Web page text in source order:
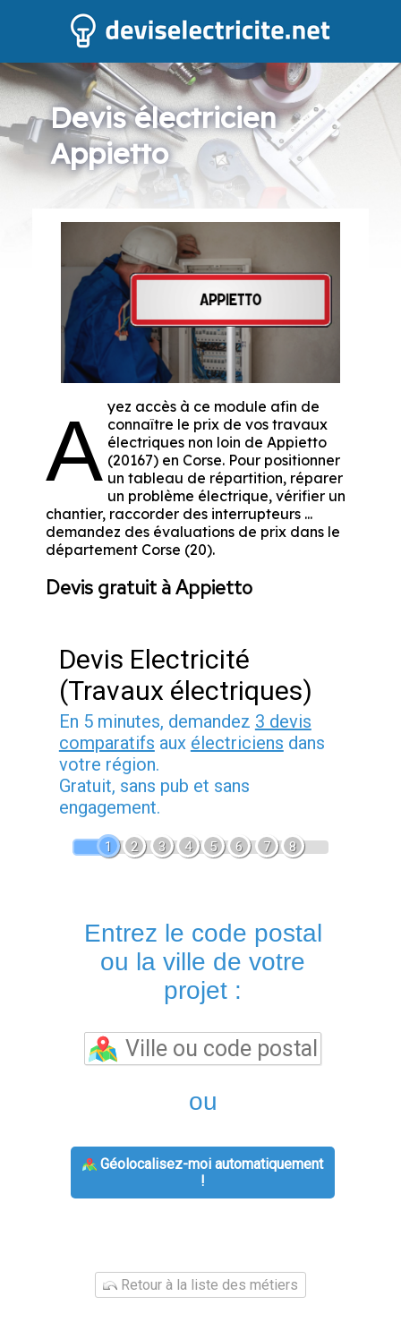
Devis électricien
Appietto
A yez accès à ce module afin de
connaître le prix de vos travaux
électriques non loin de Appietto
(20167) en Corse. Pour positionner
un tableau de répartition, réparer
un problème électrique, vérifier un
chantier, raccorder des interrupteurs ...
demandez des évaluations de prix dans le
département Corse (20).
Devis gratuit à Appietto
Devis Electricité
(Travaux électriques)
En 5 minutes, demandez 3 devis
comparatifs aux électriciens dans
votre région.
Gratuit, sans pub et sans
engagement.
1 2 3 4 5 6 7 8
Entrez le code postal
ou la ville de votre
projet :
ou
Géolocalisez-moi automatiquement
!
Retour à la liste des métiers